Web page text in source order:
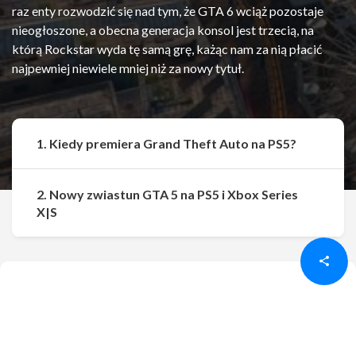
raz enty rozwodzić się nad tym, że GTA 6 wciąż pozostaje
nieogłoszone, a obecna generacja konsol jest trzecią, na
którą Rockstar wyda tę samą grę, każąc nam za nią płacić
najpewniej niewiele mniej niż za nowy tytuł.
1. Kiedy premiera Grand Theft Auto na PS5?
2. Nowy zwiastun GTA 5 na PS5 i Xbox Series
X|S